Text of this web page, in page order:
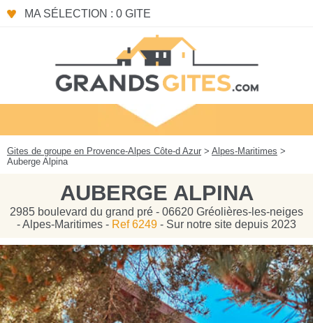
MA SÉLECTION : 0 GITE
Gites de groupe en Provence-Alpes Côte-d Azur > Alpes-Maritimes >
Auberge Alpina
AUBERGE ALPINA
2985 boulevard du grand pré - 06620 Gréolières-les-neiges
- Alpes-Maritimes - Ref 6249 - Sur notre site depuis 2023
Panneau de gestion des cookies